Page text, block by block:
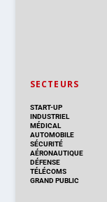
SECTEURS
START-UP
INDUSTRIEL
MÉDICAL
AUTOMOBILE
SÉCURITÉ
AÉRONAUTIQUE
DÉFENSE
TÉLÉCOMS
GRAND PUBLIC